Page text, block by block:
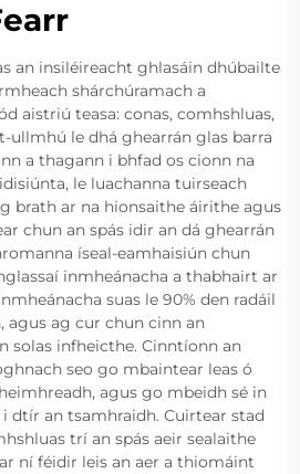
an insiléireacht ghlasáin dhúbailte
shárchúramach a
aistriú teasa: conas, comhshluas,
ullmhú le dhá ghearrán glas barra
a thagann i bhfad os cionn na
le luachanna tuirseach
brath ar na hionsaithe áirithe agus
chun an spás idir an dá ghearrán
íseal-eamhaisiún chun
inmheánacha a thabhairt ar
suas le 90% den radáil
agus ag cur chun cinn an
solas infheicthe. Cinntíonn an
seo go mbaintear leas ó
agus go mbeidh sé in
dtír an tsamhraidh. Cuirtear stad
trí an spás aeir sealaithe
ní féidir leis an aer a thiomáint